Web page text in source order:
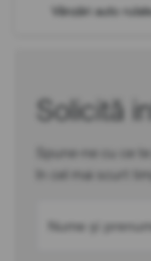
Vânzări auto
Solicită
Spune-ne cu ce
în cel mai scurt
Nume și